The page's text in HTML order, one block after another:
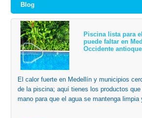
Blog
Piscina lista para
puede faltar en
Occidente
El calor fuerte en Medellín y municipios
de la piscina; aquí tienes los productos
mano para que el agua se mantenga limpia